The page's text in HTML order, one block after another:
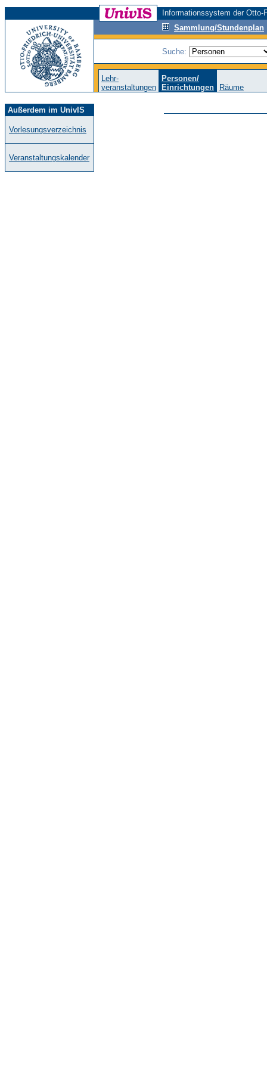
Informationssystem der
Sammlung/Stundenplan
Suche:
Lehr-
veranstaltungen
Personen/
Einrichtungen
Räume
Außerdem im UnivIS
Vorlesungsverzeichnis
Veranstaltungskalender